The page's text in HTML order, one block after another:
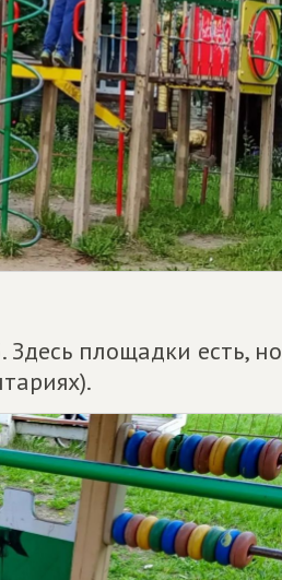
площадки есть, но